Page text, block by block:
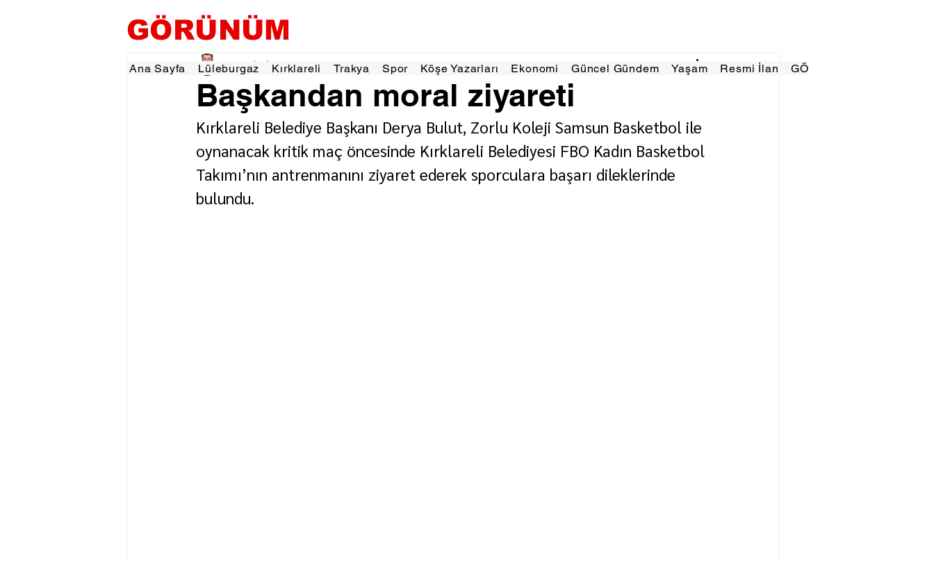
GÖRÜNÜM
Ana Sayfa Lüleburgaz Kırklareli Trakya Spor Köşe Yazarları Ekonomi Güncel Gündem Yaşam Resmi İlan GÖRÜNÜMTV
Başkandan moral ziyareti
Tevfik İŞÇİ 6 Mar 1 dakikada okunur
Kırklareli Belediye Başkanı Derya Bulut, Zorlu Koleji Samsun Basketbol ile
oynanacak kritik maç öncesinde Kırklareli Belediyesi FBO Kadın Basketbol
Takımı’nın antrenmanını ziyaret ederek sporculara başarı dileklerinde
bulundu.